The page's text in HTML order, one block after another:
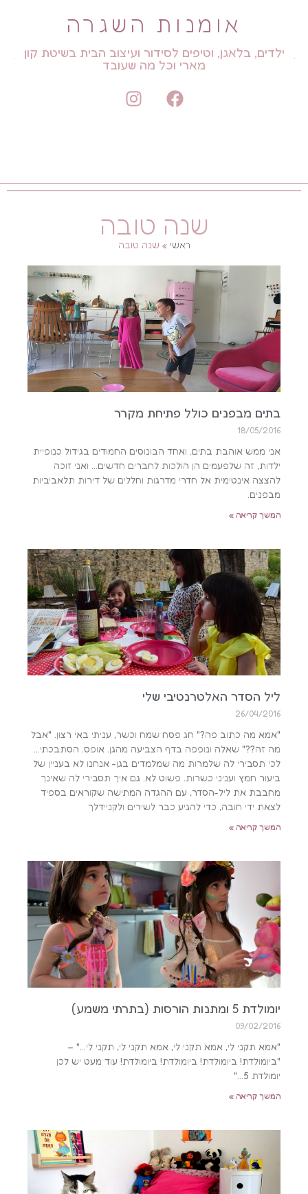
אומנות השגרה
ילדים, בלאגן, וטיפים לסידור ועיצוב הבית בשיטת קון
מארי וכל מה שעובד
שנה טובה
ראשי » שנה טובה
בתים מבפנים כולל פתיחת מקרר
18/05/2016
אני ממש אוהבת בתים. ואחד הבונוסים החמודים בגידול כנופיית
ילדות, זה שלפעמים הן הולכות לחברים חדשים… ואני זוכה
להצצה אינטימית אל חדרי מדרגות וחללים של דירות תלאביביות
מבפנים.
המשך קריאה »
ליל הסדר האלטרנטיבי שלי
26/04/2016
"אמא מה כתוב פה?" חג פסח שמח וכשר, עניתי באי רצון. "אבל
מה זה??" שאלה ונופפה בדף הצביעה מהגן. אופס. הסתבכתי…
לכי תסבירי לה שלמרות מה שמלמדים בגן- אנחנו לא בעניין של
ביעור חמץ ועניני כשרות. פשוט לא. גם איך תסבירי לה שאינך
מחבבת את ליל-הסדר, עם ההגדה המתישה שקוראים בספיד
לצאת ידי חובה, כדי להגיע כבר לשירים ולקניידלך
המשך קריאה »
יומולדת 5 ומתנות הורסות (בתרתי משמע)
09/02/2016
"אמא תקני לי, אמא תקני לי, אמא תקני לי, תקני לי…" –
"ביומולדת! ביומולדת! ביומולדת! ביומולדת! עוד מעט יש לכן
יומולדת 5…"
המשך קריאה »